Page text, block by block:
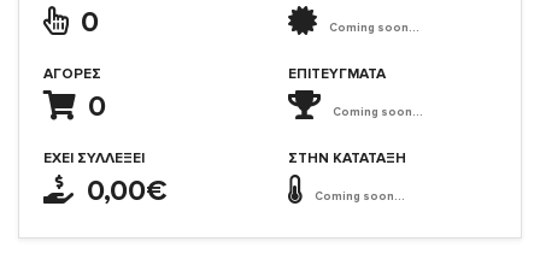
0
ΑΓΟΡΈΣ
0
ΈΧΕΙ ΣΥΛΛΈΞΕΙ
0,00€
Coming soon...
ΕΠΙΤΕΎΓΜΑΤΑ
Coming soon...
ΣΤΗΝ ΚΑΤΆΤΑΞΗ
Coming soon...